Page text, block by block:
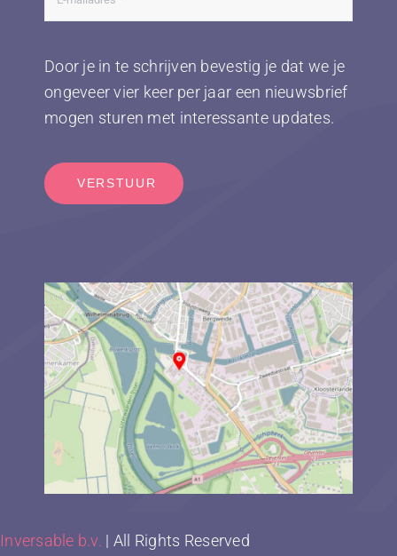
Door je in te schrijven bevestig je dat we je
ongeveer vier keer per jaar een nieuwsbrief
mogen sturen met interessante updates.
VERSTUUR
Inversable b.v. | All Rights Reserved